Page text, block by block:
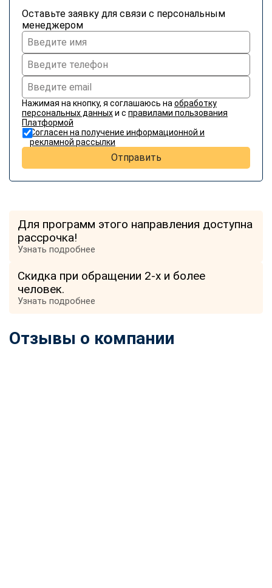
Оставьте заявку для связи с персональным
менеджером
Нажимая на кнопку, я соглашаюсь на обработку
персональных данныхи с правилами пользования
Платформой
Согласен на получение информационной и
рекламной рассылки
Отправить
Для программ этого направления доступна
рассрочка!
Узнать подробнее
Скидка при обращении 2-х и более
человек.
Узнать подробнее
Отзывы о компании